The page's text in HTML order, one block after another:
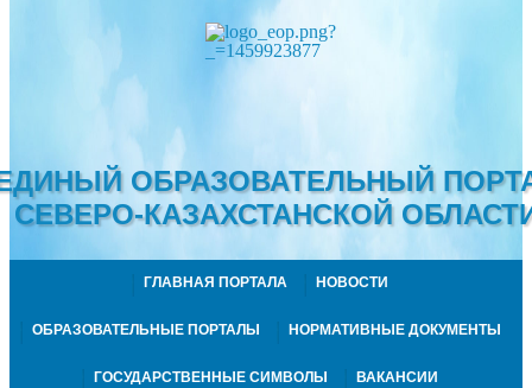
ОБРАЗОВАТЕЛЬНЫЙ
СЕВЕРО-КАЗАХСТАНСКОЙ
ГЛАВНАЯ ПОРТАЛА НОВОСТИ
ОБРАЗОВАТЕЛЬНЫЕ ПОРТАЛЫ НОРМАТИВНЫЕ ДОКУМЕНТЫ
ГОСУДАРСТВЕННЫЕ СИМВОЛЫ ВАКАНСИИ